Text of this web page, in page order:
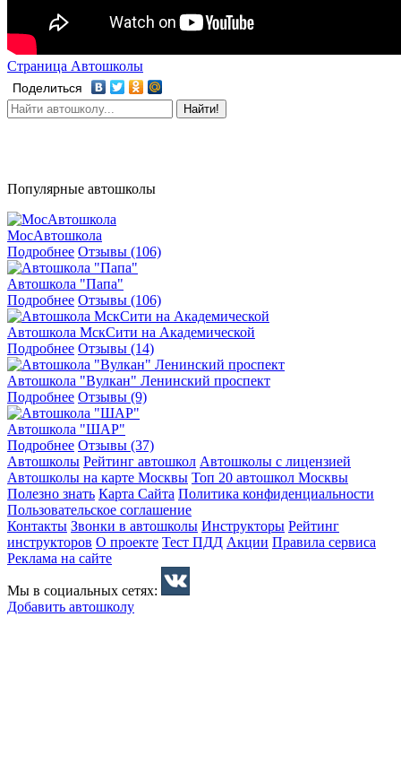
Страница Автошколы
Поделиться
Найти!
Популярные автошколы
МосАвтошкола
Подробнее Отзывы (106)
Автошкола "Папа"
Подробнее Отзывы (106)
Автошкола МскСити на Академической
Подробнее Отзывы (14)
Автошкола "Вулкан" Ленинский проспект
Подробнее Отзывы (9)
Автошкола "ШАР"
Подробнее Отзывы (37)
Автошколы Рейтинг автошкол Автошколы с лицензией
Автошколы на карте Москвы Топ 20 автошкол Москвы
Полезно знать Карта Сайта Политика конфиденциальности
Пользовательское соглашение
Контакты Звонки в автошколы Инструкторы Рейтинг
инструкторов О проекте Тест ПДД Акции Правила сервиса
Реклама на сайте
Мы в социальных сетях:
Добавить автошколу